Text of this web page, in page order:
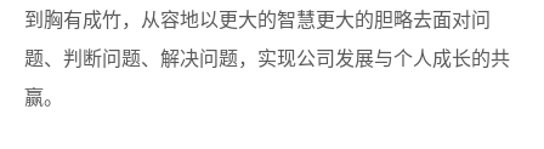
到胸有成竹，从容地以更大的智慧更大的胆略去面对问
题、判断问题、解决问题，实现公司发展与个人成长的共
赢。